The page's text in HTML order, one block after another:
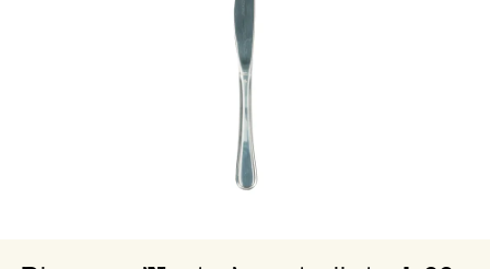
Prachtig!